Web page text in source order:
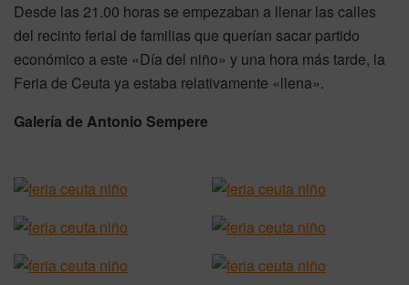
Desde las 21.00 horas se empezaban a llenar las calles
del recinto ferial de familias que querían sacar partido
económico a este «Día del niño» y una hora más tarde, la
Feria de Ceuta ya estaba relativamente «llena».
Galería de Antonio Sempere